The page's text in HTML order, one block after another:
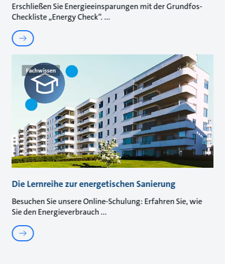
Erschließen Sie Energieeinsparungen mit der Grundfos-
Checkliste „Energy Check“.
Fachwissen
Die Lernreihe zur energetischen Sanierung
Besuchen Sie unsere Online-Schulung: Erfahren Sie, wie
Sie den Energieverbrauch